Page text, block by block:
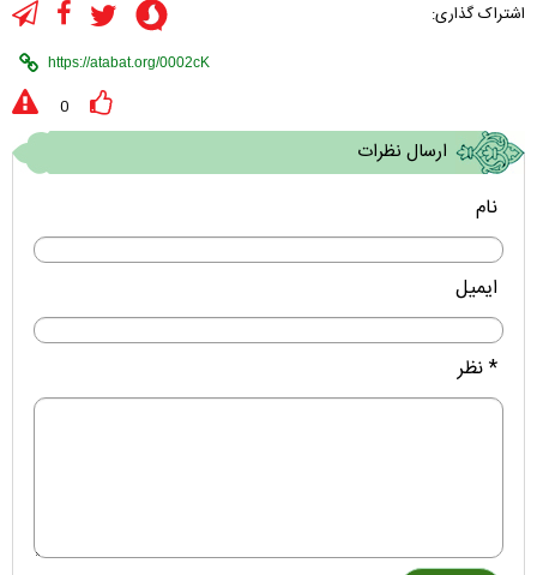
اشتراک گذاری:
0
ارسال نظرات
نام
ایمیل
* نظر